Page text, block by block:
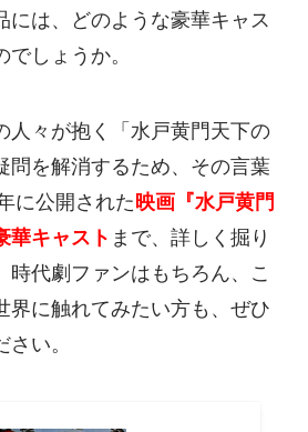
には、どのような豪華キャス
でしょうか。
人々が抱く「水戸黄門天下の
問を解消するため、その言葉
に公開された 映画『水戸黄門
華キャスト まで、詳しく掘り
時代劇ファンはもちろん、こ
界に触れてみたい方も、ぜひ
い。